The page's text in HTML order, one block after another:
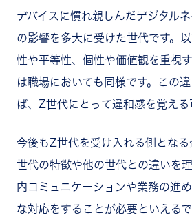
デバイスに慣れ親しんだデジタル
の影響を多大に受けた世代です。
性や平等性、個性や価値観を重視
は職場においても同様です。この
ば、Z世代にとって違和感を覚える
今後もZ世代を受け入れる側とな
世代の特徴や他の世代との違いを
内コミュニケーションや業務の進
な対応をすることが必要といえるで